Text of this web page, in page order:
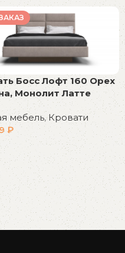
Босс Лофт 160 Орех
Монолит Латте
мебель,Кровати
₽